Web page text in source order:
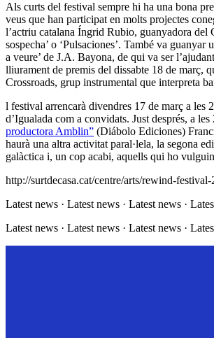
Als curts del festival sempre hi ha una bona
veus que han participat en molts projectes
l’actriu catalana Íngrid Rubio, guanyadora del
sospecha’ o ‘Pulsaciones’. També va
a veure’ de J.A. Bayona, de qui va ser
lliurament de premis del dissabte 18 de març,
Crossroads, grup instrumental que interpreta
l festival arrencarà divendres 17 de març a les
d’Igualada com a convidats. Just després, a
productora Amblin” (Diábolo Ediciones)
haurà una altra activitat paral·lela, la segona
galàctica i, un cop acabi, aquells qui ho
http://surtdecasa.cat/centre/arts/rewind-festival-
Latest news · Latest news · Latest news ·
Latest news · Latest news · Latest news ·